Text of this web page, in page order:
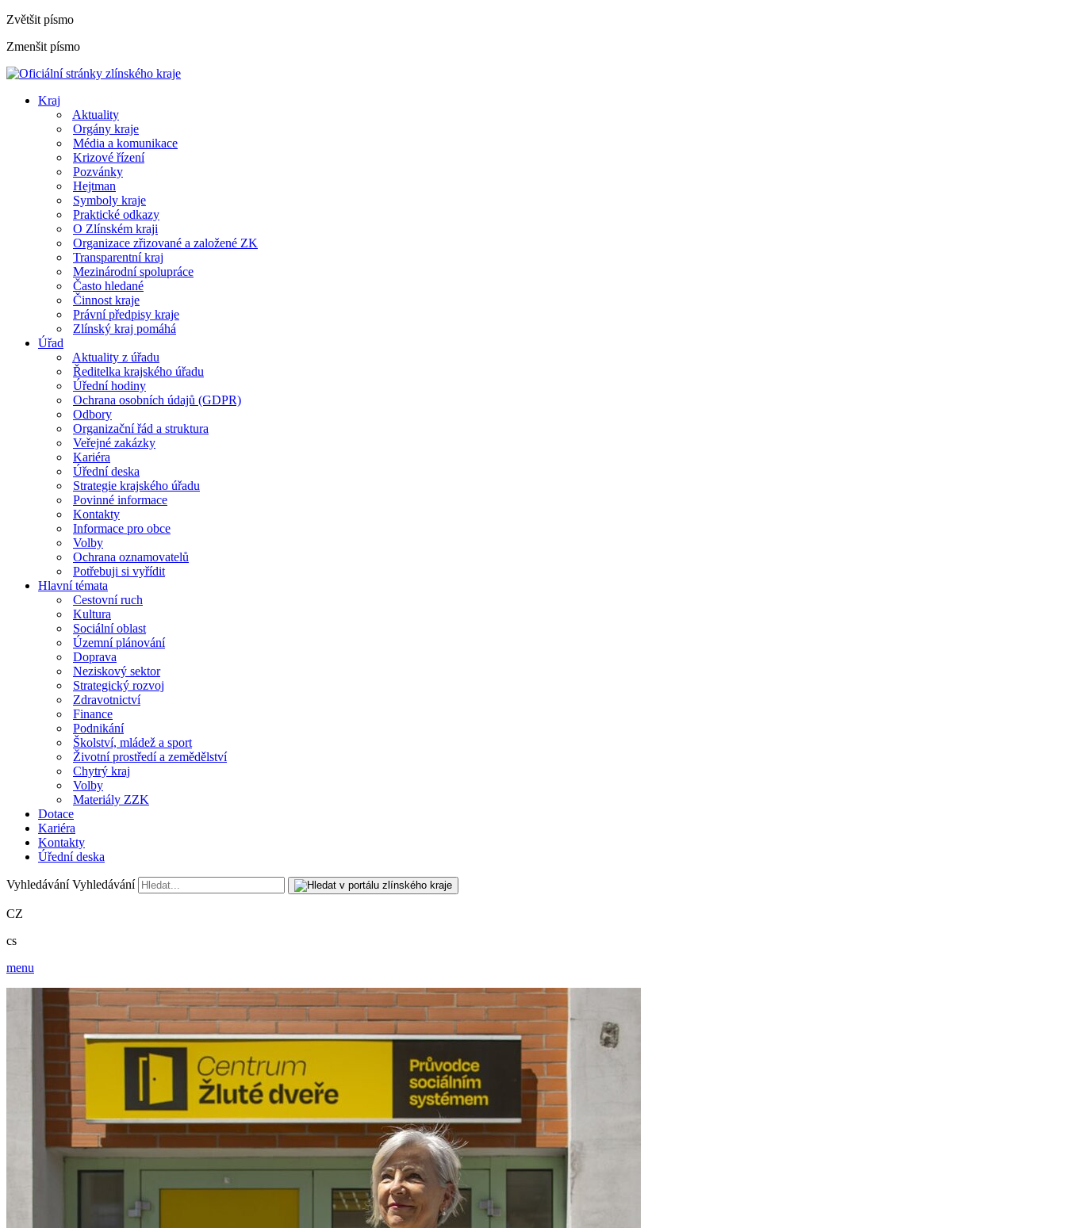
Zvětšit písmo
Zmenšit písmo
Kraj
Aktuality
Orgány kraje
Média a komunikace
Krizové řízení
Pozvánky
Hejtman
Symboly kraje
Praktické odkazy
O Zlínském kraji
Organizace zřizované a založené ZK
Transparentní kraj
Mezinárodní spolupráce
Často hledané
Činnost kraje
Právní předpisy kraje
Zlínský kraj pomáhá
Úřad
Aktuality z úřadu
Ředitelka krajského úřadu
Úřední hodiny
Ochrana osobních údajů (GDPR)
Odbory
Organizační řád a struktura
Veřejné zakázky
Kariéra
Úřední deska
Strategie krajského úřadu
Povinné informace
Kontakty
Informace pro obce
Volby
Ochrana oznamovatelů
Potřebuji si vyřídit
Hlavní témata
Cestovní ruch
Kultura
Sociální oblast
Územní plánování
Doprava
Neziskový sektor
Strategický rozvoj
Zdravotnictví
Finance
Podnikání
Školství, mládež a sport
Životní prostředí a zemědělství
Chytrý kraj
Volby
Materiály ZZK
Dotace
Kariéra
Kontakty
Úřední deska
Vyhledávání Vyhledávání
CZ
cs
menu